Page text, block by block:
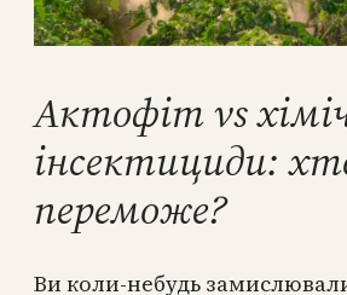
Актофіт vs
інсектициди:
переможе?
Ви коли-небудь